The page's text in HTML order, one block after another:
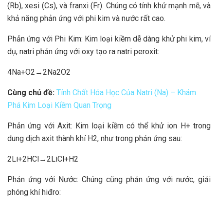
(Rb), xesi (Cs), và franxi (Fr). Chúng có tính khử mạnh mẽ, và
khả năng phản ứng với phi kim và nước rất cao.
Phản ứng với Phi Kim: Kim loại kiềm dễ dàng khử phi kim, ví
dụ, natri phản ứng với oxy tạo ra natri peroxit:
4Na+O2→2Na2O2
Cùng chủ đề: Tính Chất Hóa Học Của Natri (Na) – Khám
Phá Kim Loại Kiềm Quan Trọng
Phản ứng với Axit: Kim loại kiềm có thể khử ion H+ trong
dung dịch axit thành khí H2, như trong phản ứng sau:
2Li+2HCl→2LiCl+H2
Phản ứng với Nước: Chúng cũng phản ứng với nước, giải
phóng khí hiđro: